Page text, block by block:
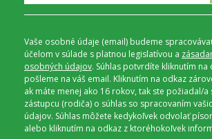
Vaše osobné údaje (email) budeme
účelom v súlade s platnou legislatívou a
osobných údajov. Súhlas potvrdíte kliknutím na
pošleme na váš email. Kliknutím na odkaz
ak máte menej ako 16 rokov, tak ste požiadal/a
zástupcu (rodiča) o súhlas so spracovaním
údajov. Súhlas môžete kedykoľvek odvolať
alebo kliknutím na odkaz z ktoréhokoľvek